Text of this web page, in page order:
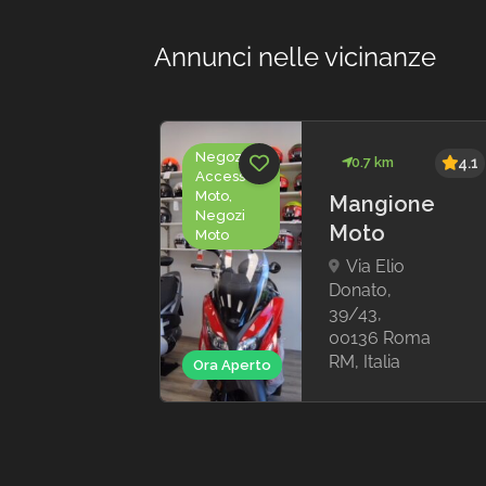
Annunci nelle vicinanze
0.9 km
Officina Moto
e Scooter
M2Moto
Circonvallazione
Trionfale, 131,
00195 Roma RM,
Italia
4.4
Moto